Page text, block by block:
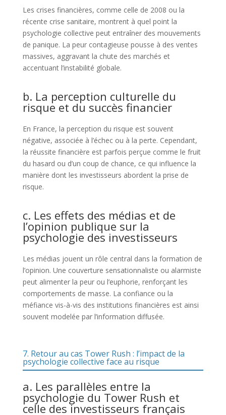
Les crises financières, comme celle de 2008 ou la
récente crise sanitaire, montrent à quel point la
psychologie collective peut entraîner des mouvements
de panique. La peur contagieuse pousse à des ventes
massives, aggravant la chute des marchés et
accentuant l’instabilité globale.
b. La perception culturelle du
risque et du succès financier
En France, la perception du risque est souvent
négative, associée à l’échec ou à la perte. Cependant,
la réussite financière est parfois perçue comme le fruit
du hasard ou d’un coup de chance, ce qui influence la
manière dont les investisseurs abordent la prise de
risque.
c. Les effets des médias et de
l’opinion publique sur la
psychologie des investisseurs
Les médias jouent un rôle central dans la formation de
l’opinion. Une couverture sensationnaliste ou alarmiste
peut alimenter la peur ou l’euphorie, renforçant les
comportements de masse. La confiance ou la
méfiance vis-à-vis des institutions financières est ainsi
souvent modelée par l’information diffusée.
7. Retour au cas Tower Rush : l’impact de la
psychologie collective face au risque
a. Les parallèles entre la
psychologie du Tower Rush et
celle des investisseurs français